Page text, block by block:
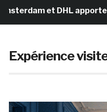
et DHL apportent l’art
Expérience